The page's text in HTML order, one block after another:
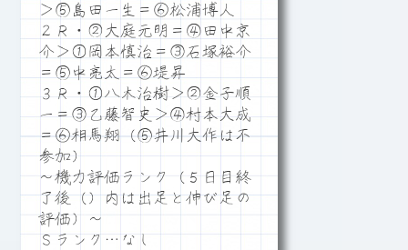
＞⑤島田一生＝⑥松浦博人
２Ｒ・②大庭元明＝④田中京
介＞①岡本慎治＝③石塚裕介
＝⑤中亮太＝⑥堤昇
３Ｒ・①八木治樹＞②金子順
一＝③乙藤智史＞④村本大成
＝⑥相馬翔（⑤井川大作は不
参加）
～機力評価ランク（５日目終
了後（）内は出足と伸び足の
評価）～
Ｓランク…なし